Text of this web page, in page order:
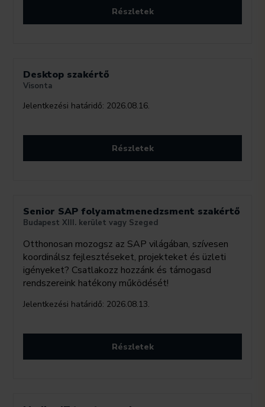
Részletek
Desktop szakértő
Visonta
Jelentkezési határidő: 2026.08.16.
Részletek
Senior SAP folyamatmenedzsment szakértő
Budapest XIII. kerület vagy Szeged
Otthonosan mozogsz az SAP világában, szívesen
koordinálsz fejlesztéseket, projekteket és üzleti
igényeket? Csatlakozz hozzánk és támogasd
rendszereink hatékony működését!
Jelentkezési határidő: 2026.08.13.
Részletek